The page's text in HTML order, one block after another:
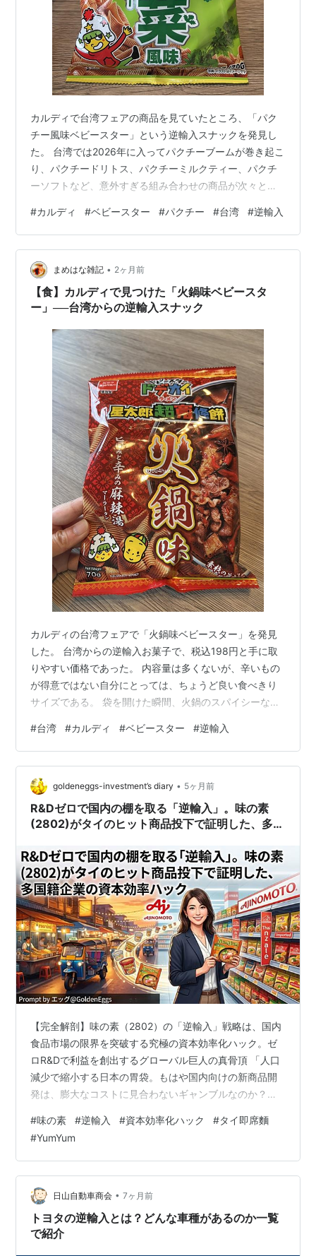
カルディで台湾フェアの商品を見ていたところ、「パク
チー風味ベビースター」という逆輸入スナックを発見し
た。 台湾では2026年に入ってパクチーブームが巻き起こ
り、パクチードリトス、パクチーミルクティー、パクチ
ーソフトなど、意外すぎる組み合わせの商品が次々と登
パクチー風味ベビースターも誕生し、日本に逆輸入され
たのではないかと推測している。 パッケージ裏の成分表
を見ると、実はパクチーそのものは入っていない。 しか
し、セロリが使用されており、この香りがパクチーらし
さを演出しているようだ。 セロリが好きな自分としては
問題なく食べられそうだと思…
#カルディ #ベビースター #パクチー #台湾 #逆輸入
まめはな雑記 • 2ヶ月前
【食】カルディで見つけた「火鍋味ベビースタ
ー」──台湾からの逆輸入スナック
カルディの台湾フェアで「火鍋味ベビースター」を発見
した。 台湾からの逆輸入お菓子で、税込198円と手に取
りやすい価格であった。 内容量は多くないが、辛いもの
が得意ではない自分にとっては、ちょうど良い食べきり
サイズである。 袋を開けた瞬間、火鍋のスパイシーな香
ビースターだが、香りの段階で「これは本格的だ」と感
じた。 麻辣鍋が好きな人なら、この香りだけで気に入る
のではないだろうか。 味はしっかり火鍋スープ風で、ピ
リ辛。 辛味が喉に蓄積するタイプで、口の中はそこまで
辛くないのに、気づくと喉がヒリヒリしてくる。 飲み物
を用意しながら食べるのが安心であ…
#台湾 #カルディ #ベビースター #逆輸入
goldeneggs-investment’s diary • 5ヶ月前
R&Dゼロで国内の棚を取る「逆輸入」。味の素
(2802)がタイのヒット商品投下で証明した、多国
【完全解剖】味の素（2802）の「逆輸入」戦略は、国内
食品市場の限界を突破する究極の資本効率化ハック。ゼ
ロR&Dで利益を創出するグローバル巨人の真骨頂 「人口
減少で縮小する日本の胃袋。もはや国内向けの新商品開
発は、膨大なコストに見合わないギャンブルなのか？」
的な課題に対し、味の素（2802）が極めてスマートで、
圧倒的な資本効率を誇る「解答」を提示しました。 それ
が、タイの即席麺「Yum Yum（ヤム・ヤム）」やブラジ
ルの調味料など、海外子会社ですでに大ヒットしている
自社製品を日本市場へ持ち込む「逆輸入戦略」です。 一
見すると、「エスニック…
#味の素 #逆輸入 #資本効率化ハック #タイ即席麵
#YumYum
日山自動車商会 • 7ヶ月前
トヨタの逆輸入とは？どんな車種があるのか一覧
で紹介